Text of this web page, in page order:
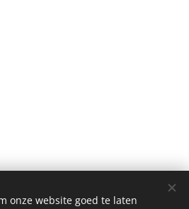
onze website goed te laten